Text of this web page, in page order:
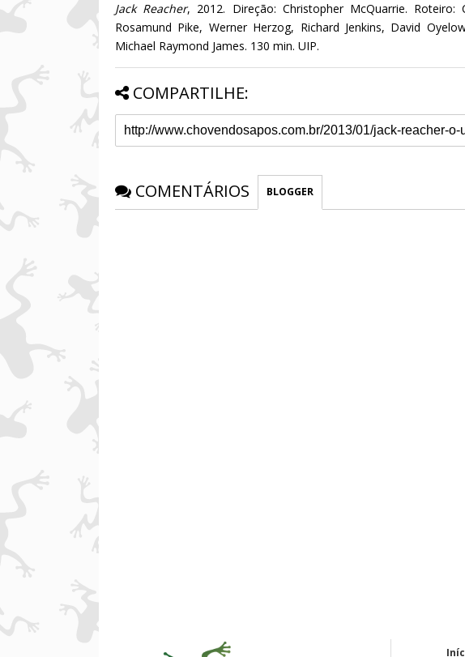
Jack Reacher, 2012. Direção: Christopher McQuarrie. Roteiro:
Rosamund Pike, Werner Herzog, Richard Jenkins, David
Michael Raymond James. 130 min. UIP.
COMPARTILHE:
COMENTÁRIOS BLOGGER